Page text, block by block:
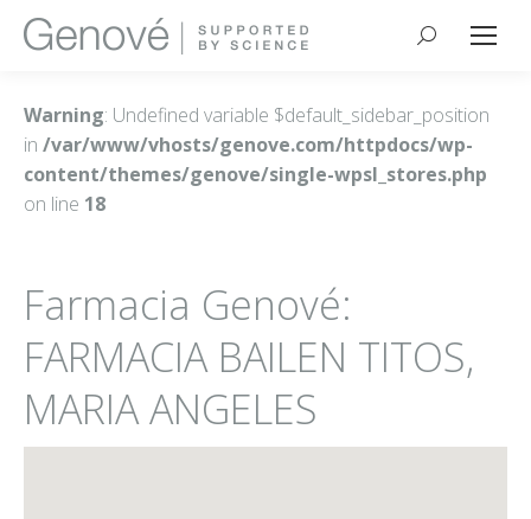
Buscar:
Warning: Undefined variable $default_sidebar_position
in /var/www/vhosts/genove.com/httpdocs/wp-
content/themes/genove/single-wpsl_stores.php
on line 18
Farmacia Genové:
FARMACIA BAILEN TITOS,
MARIA ANGELES